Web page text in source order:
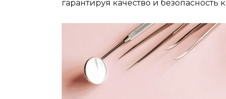
гарантируя качество и безопасность